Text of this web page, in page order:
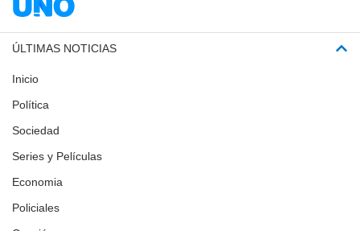
ÚLTIMAS NOTICIAS
Inicio
Política
Sociedad
Series y Películas
Economia
Policiales